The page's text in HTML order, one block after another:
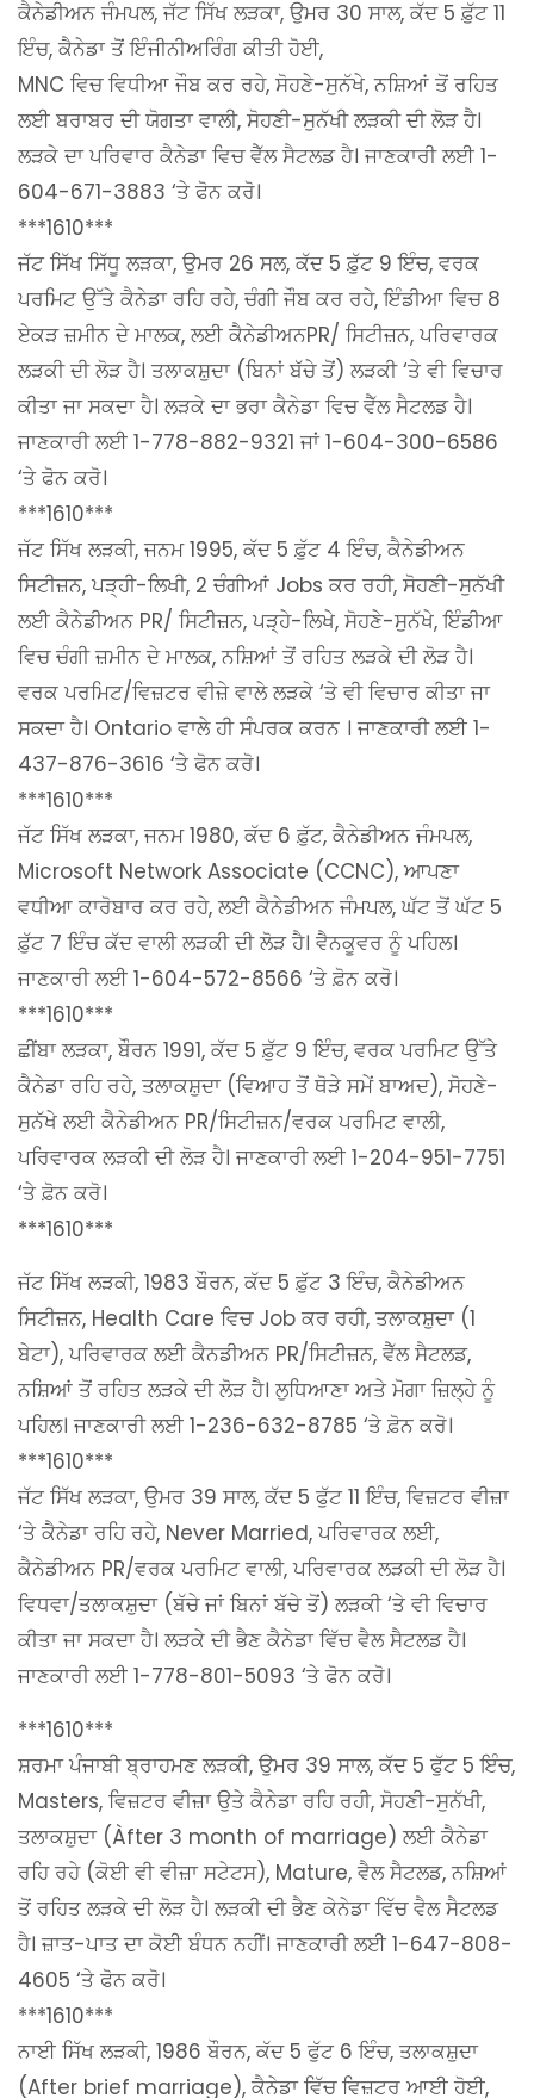
ਕੈਨੇਡੀਅਨ ਜੰਮਪਲ, ਜੱਟ ਸਿੱਖ ਲੜਕਾ, ਉਮਰ 30 ਸਾਲ, ਕੱਦ 5 ਫ਼ੁੱਟ 11
ਇੰਚ, ਕੈਨੇਡਾ ਤੋਂ ਇੰਜੀਨੀਅਰਿੰਗ ਕੀਤੀ ਹੋਈ,
MNC ਵਿਚ ਵਿਧੀਆ ਜੌਬ ਕਰ ਰਹੇ, ਸੋਹਣੇ-ਸੁਨੱਖੇ, ਨਸ਼ਿਆਂ ਤੋਂ ਰਹਿਤ
ਲਈ ਬਰਾਬਰ ਦੀ ਯੋਗਤਾ ਵਾਲੀ, ਸੋਹਣੀ-ਸੁਨੱਖੀ ਲੜਕੀ ਦੀ ਲੋੜ ਹੈ।
ਲੜਕੇ ਦਾ ਪਰਿਵਾਰ ਕੈਨੇਡਾ ਵਿਚ ਵੈੱਲ ਸੈਟਲਡ ਹੈ। ਜਾਣਕਾਰੀ ਲਈ 1-
604-671-3883 ‘ਤੇ ਫੋਨ ਕਰੋ।
***1610***
ਜੱਟ ਸਿੱਖ ਸਿੱਧੂ ਲੜਕਾ, ਉਮਰ 26 ਸਲ, ਕੱਦ 5 ਫ਼ੁੱਟ 9 ਇੰਚ, ਵਰਕ
ਪਰਮਿਟ ਉੱਤੇ ਕੈਨੇਡਾ ਰਹਿ ਰਹੇ, ਚੰਗੀ ਜੌਬ ਕਰ ਰਹੇ, ਇੰਡੀਆ ਵਿਚ 8
ਏਕੜ ਜ਼ਮੀਨ ਦੇ ਮਾਲਕ, ਲਈ ਕੈਨੇਡੀਅਨPR/ ਸਿਟੀਜ਼ਨ, ਪਰਿਵਾਰਕ
ਲੜਕੀ ਦੀ ਲੋੜ ਹੈ। ਤਲਾਕਸ਼ੁਦਾ (ਬਿਨਾਂ ਬੱਚੇ ਤੋਂ) ਲੜਕੀ ‘ਤੇ ਵੀ ਵਿਚਾਰ
ਕੀਤਾ ਜਾ ਸਕਦਾ ਹੈ। ਲੜਕੇ ਦਾ ਭਰਾ ਕੈਨੇਡਾ ਵਿਚ ਵੈੱਲ ਸੈਟਲਡ ਹੈ।
ਜਾਣਕਾਰੀ ਲਈ 1-778-882-9321 ਜਾਂ 1-604-300-6586
‘ਤੇ ਫੋਨ ਕਰੋ।
***1610***
ਜੱਟ ਸਿੱਖ ਲੜਕੀ, ਜਨਮ 1995, ਕੱਦ 5 ਫ਼ੁੱਟ 4 ਇੰਚ, ਕੈਨੇਡੀਅਨ
ਸਿਟੀਜ਼ਨ, ਪੜ੍ਹੀ-ਲਿਖੀ, 2 ਚੰਗੀਆਂ Jobs ਕਰ ਰਹੀ, ਸੋਹਣੀ-ਸੁਨੱਖੀ
ਲਈ ਕੈਨੇਡੀਅਨ PR/ ਸਿਟੀਜ਼ਨ, ਪੜ੍ਹੇ-ਲਿਖੇ, ਸੋਹਣੇ-ਸੁਨੱਖੇ, ਇੰਡੀਆ
ਵਿਚ ਚੰਗੀ ਜ਼ਮੀਨ ਦੇ ਮਾਲਕ, ਨਸ਼ਿਆਂ ਤੋਂ ਰਹਿਤ ਲੜਕੇ ਦੀ ਲੋੜ ਹੈ।
ਵਰਕ ਪਰਮਿਟ/ਵਿਜ਼ਟਰ ਵੀਜ਼ੇ ਵਾਲੇ ਲੜਕੇ ‘ਤੇ ਵੀ ਵਿਚਾਰ ਕੀਤਾ ਜਾ
ਸਕਦਾ ਹੈ। Ontario ਵਾਲੇ ਹੀ ਸੰਪਰਕ ਕਰਨ । ਜਾਣਕਾਰੀ ਲਈ 1-
437-876-3616 ‘ਤੇ ਫੋਨ ਕਰੋ।
***1610***
ਜੱਟ ਸਿੱਖ ਲੜਕਾ, ਜਨਮ 1980, ਕੱਦ 6 ਫ਼ੁੱਟ, ਕੈਨੇਡੀਅਨ ਜੰਮਪਲ,
Microsoft Network Associate (CCNC), ਆਪਣਾ
ਵਧੀਆ ਕਾਰੋਬਾਰ ਕਰ ਰਹੇ, ਲਈ ਕੈਨੇਡੀਅਨ ਜੰਮਪਲ, ਘੱਟ ਤੋਂ ਘੱਟ 5
ਫ਼ੁੱਟ 7 ਇੰਚ ਕੱਦ ਵਾਲੀ ਲੜਕੀ ਦੀ ਲੋੜ ਹੈ। ਵੈਨਕੂਵਰ ਨੂੰ ਪਹਿਲ।
ਜਾਣਕਾਰੀ ਲਈ 1-604-572-8566 ‘ਤੇ ਫ਼ੋਨ ਕਰੋ।
***1610***
ਛੀਂਬਾ ਲੜਕਾ, ਬੌਰਨ 1991, ਕੱਦ 5 ਫ਼ੁੱਟ 9 ਇੰਚ, ਵਰਕ ਪਰਮਿਟ ਉੱਤੇ
ਕੈਨੇਡਾ ਰਹਿ ਰਹੇ, ਤਲਾਕਸ਼ੁਦਾ (ਵਿਆਹ ਤੋਂ ਥੋੜੇ ਸਮੇਂ ਬਾਅਦ), ਸੋਹਣੇ-
ਸੁਨੱਖੇ ਲਈ ਕੈਨੇਡੀਅਨ PR/ਸਿਟੀਜ਼ਨ/ਵਰਕ ਪਰਮਿਟ ਵਾਲੀ,
ਪਰਿਵਾਰਕ ਲੜਕੀ ਦੀ ਲੋੜ ਹੈ। ਜਾਣਕਾਰੀ ਲਈ 1-204-951-7751
‘ਤੇ ਫ਼ੋਨ ਕਰੋ।
***1610***
ਜੱਟ ਸਿੱਖ ਲੜਕੀ, 1983 ਬੌਰਨ, ਕੱਦ 5 ਫ਼ੁੱਟ 3 ਇੰਚ, ਕੈਨੇਡੀਅਨ
ਸਿਟੀਜ਼ਨ, Health Care ਵਿਚ Job ਕਰ ਰਹੀ, ਤਲਾਕਸ਼ੁਦਾ (1
ਬੇਟਾ), ਪਰਿਵਾਰਕ ਲਈ ਕੈਨਡੀਅਨ PR/ਸਿਟੀਜ਼ਨ, ਵੈੱਲ ਸੈਟਲਡ,
ਨਸ਼ਿਆਂ ਤੋਂ ਰਹਿਤ ਲੜਕੇ ਦੀ ਲੋੜ ਹੈ। ਲੁਧਿਆਣਾ ਅਤੇ ਮੋਗਾ ਜ਼ਿਲ੍ਹੇ ਨੂੰ
ਪਹਿਲ। ਜਾਣਕਾਰੀ ਲਈ 1-236-632-8785 ‘ਤੇ ਫ਼ੋਨ ਕਰੋ।
***1610***
ਜੱਟ ਸਿੱਖ ਲੜਕਾ, ਉਮਰ 39 ਸਾਲ, ਕੱਦ 5 ਫੁੱਟ 11 ਇੰਚ, ਵਿਜ਼ਟਰ ਵੀਜ਼ਾ
‘ਤੇ ਕੈਨੇਡਾ ਰਹਿ ਰਹੇ, Never Married, ਪਰਿਵਾਰਕ ਲਈ,
ਕੈਨੇਡੀਅਨ PR/ਵਰਕ ਪਰਮਿਟ ਵਾਲੀ, ਪਰਿਵਾਰਕ ਲੜਕੀ ਦੀ ਲੋੜ ਹੈ।
ਵਿਧਵਾ/ਤਲਾਕਸ਼ੁਦਾ (ਬੱਚੇ ਜਾਂ ਬਿਨਾਂ ਬੱਚੇ ਤੋਂ) ਲੜਕੀ ‘ਤੇ ਵੀ ਵਿਚਾਰ
ਕੀਤਾ ਜਾ ਸਕਦਾ ਹੈ। ਲੜਕੇ ਦੀ ਭੈਣ ਕੈਨੇਡਾ ਵਿੱਚ ਵੈਲ ਸੈਟਲਡ ਹੈ।
ਜਾਣਕਾਰੀ ਲਈ 1-778-801-5093 ‘ਤੇ ਫੋਨ ਕਰੋ।
***1610***
ਸ਼ਰਮਾ ਪੰਜਾਬੀ ਬ੍ਰਾਹਮਣ ਲੜਕੀ, ਉਮਰ 39 ਸਾਲ, ਕੱਦ 5 ਫੁੱਟ 5 ਇੰਚ,
Masters, ਵਿਜ਼ਟਰ ਵੀਜ਼ਾ ਉਤੇ ਕੈਨੇਡਾ ਰਹਿ ਰਹੀ, ਸੋਹਣੀ-ਸੁਨੱਖੀ,
ਤਲਾਕਸ਼ੁਦਾ (Àfter 3 month of marriage) ਲਈ ਕੈਨੇਡਾ
ਰਹਿ ਰਹੇ (ਕੋਈ ਵੀ ਵੀਜ਼ਾ ਸਟੇਟਸ), Mature, ਵੈਲ ਸੈਟਲਡ, ਨਸ਼ਿਆਂ
ਤੋਂ ਰਹਿਤ ਲੜਕੇ ਦੀ ਲੋੜ ਹੈ। ਲੜਕੀ ਦੀ ਭੈਣ ਕੇਨੇਡਾ ਵਿੱਚ ਵੈਲ ਸੈਟਲਡ
ਹੈ। ਜ਼ਾਤ-ਪਾਤ ਦਾ ਕੋਈ ਬੰਧਨ ਨਹੀਂ। ਜਾਣਕਾਰੀ ਲਈ 1-647-808-
4605 ‘ਤੇ ਫੋਨ ਕਰੋ।
***1610***
ਨਾਈ ਸਿੱਖ ਲੜਕੀ, 1986 ਬੌਰਨ, ਕੱਦ 5 ਫੁੱਟ 6 ਇੰਚ, ਤਲਾਕਸ਼ੁਦਾ
(After brief marriage), ਕੈਨੇਡਾ ਵਿੱਚ ਵਿਜ਼ਟਰ ਆਈ ਹੋਈ,